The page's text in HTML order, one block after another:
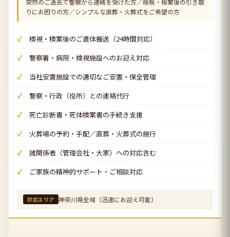
突然のご逝去で警察から連絡を受けた方／検視・検案後の引き取
りにお困りの方／シンプルな直葬・火葬式をご希望の方
検視・検案後のご遺体搬送（24時間対応）
警察署・病院・検視施設へのお迎え対応
当社安置施設での適切なご安置・保全管理
警察・行政（役所）との連絡代行
死亡診断書・死体検案書の手続き支援
火葬場の予約・手配／直葬・火葬式の施行
諸関係者（管理会社・大家）への対応含む
ご家族の精神的サポート・ご相談対応
対応エリア 神奈川県全域（迅速にお迎え可能）